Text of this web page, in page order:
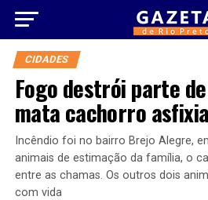
CIDADES
Fogo destrói parte
mata cachorro
Incêndio foi no bairro Brejo Alegre,
animais de estimação da família, o
entre as chamas. Os outros dois
com vida